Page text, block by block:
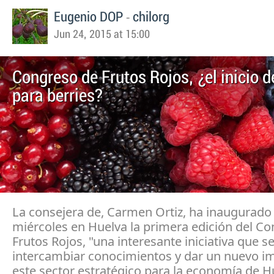
Eugenio DOP - chilorg
Jun 24, 2015 at 15:00
Congreso de Frutos Rojos, ¿el inicio
para berries?
La consejera de, Carmen Ortiz, ha
miércoles en Huelva la primera edición del
Frutos Rojos, "una interesante iniciativa que
intercambiar conocimientos y dar un nuevo